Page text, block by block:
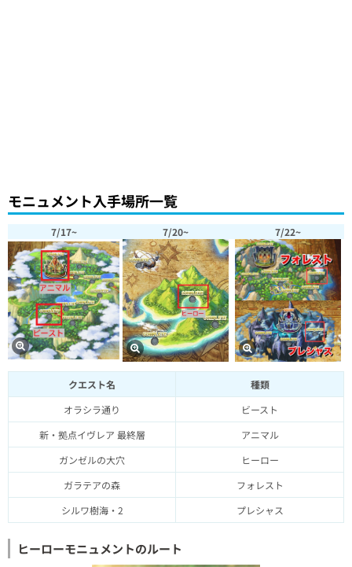
モニュメント入手場所一覧
7/17~ 7/20~ 7/22~
クエスト名
種類
オラシラ通り
ビースト
新・拠点イヴレア 最終層
アニマル
ガンゼルの大穴
ヒーロー
ガラテアの森
フォレスト
シルワ樹海・2
プレシャス
ヒーローモニュメントのルート